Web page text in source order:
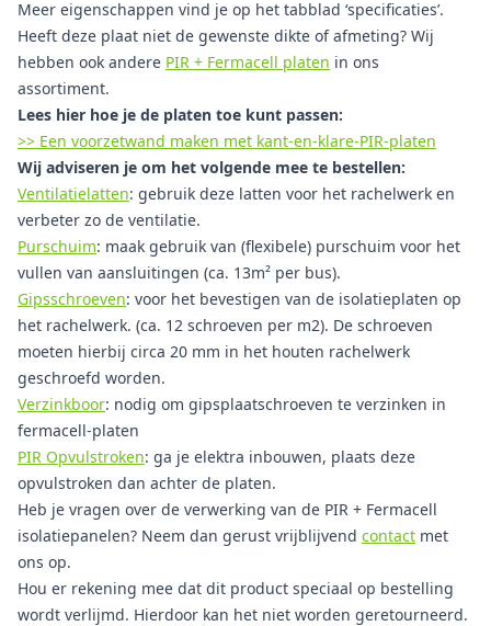
Meer eigenschappen vind je op het tabblad ‘specificaties’.
Heeft deze plaat niet de gewenste dikte of afmeting? Wij
hebben ook andere PIR + Fermacell platen in ons
assortiment.
Lees hier hoe je de platen toe kunt passen:
>> Een voorzetwand maken met kant-en-klare-PIR-platen
Wij adviseren je om het volgende mee te bestellen:
Ventilatielatten: gebruik deze latten voor het rachelwerk en
verbeter zo de ventilatie.
Purschuim: maak gebruik van (flexibele) purschuim voor het
vullen van aansluitingen (ca. 13m² per bus).
Gipsschroeven: voor het bevestigen van de isolatieplaten op
het rachelwerk. (ca. 12 schroeven per m2). De schroeven
moeten hierbij circa 20 mm in het houten rachelwerk
geschroefd worden.
Verzinkboor: nodig om gipsplaatschroeven te verzinken in
fermacell-platen
PIR Opvulstroken: ga je elektra inbouwen, plaats deze
opvulstroken dan achter de platen.
Heb je vragen over de verwerking van de PIR + Fermacell
isolatiepanelen? Neem dan gerust vrijblijvend contact met
ons op.
Hou er rekening mee dat dit product speciaal op bestelling
wordt verlijmd. Hierdoor kan het niet worden geretourneerd.